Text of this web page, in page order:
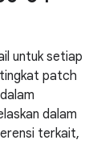
untuk setiap
patch
dalam
terkait,